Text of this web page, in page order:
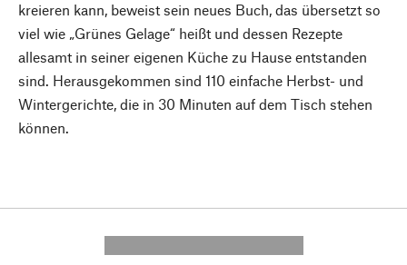
kreieren kann, beweist sein neues Buch, das übersetzt so
viel wie „Grünes Gelage“ heißt und dessen Rezepte
allesamt in seiner eigenen Küche zu Hause entstanden
sind. Herausgekommen sind 110 einfache Herbst- und
Wintergerichte, die in 30 Minuten auf dem Tisch stehen
können.